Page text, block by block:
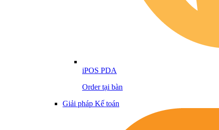
iPOS PDA
Order tại bàn
Giải pháp Kế toán